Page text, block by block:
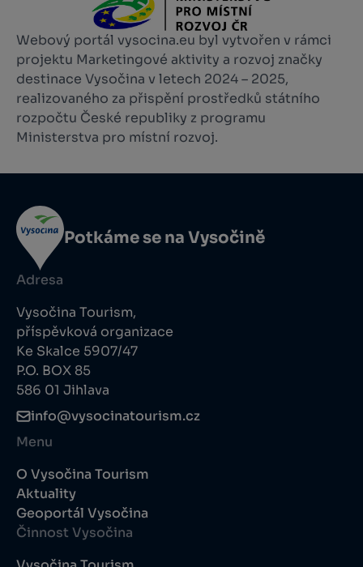
Webový portál vysocina.eu byl vytvořen v rámci
projektu Marketingové aktivity a rozvoj značky
destinace Vysočina v letech 2024 – 2025,
realizovaného za přispění prostředků státního
rozpočtu České republiky z programu
Ministerstva pro místní rozvoj.
Potkáme se na Vysočině
Adresa
Vysočina Tourism,
příspěvková organizace
Ke Skalce 5907/47
P.O. BOX 85
586 01 Jihlava
info@vysocinatourism.cz
Menu
O Vysočina Tourism
Aktuality
Geoportál Vysočina
Činnost Vysočina